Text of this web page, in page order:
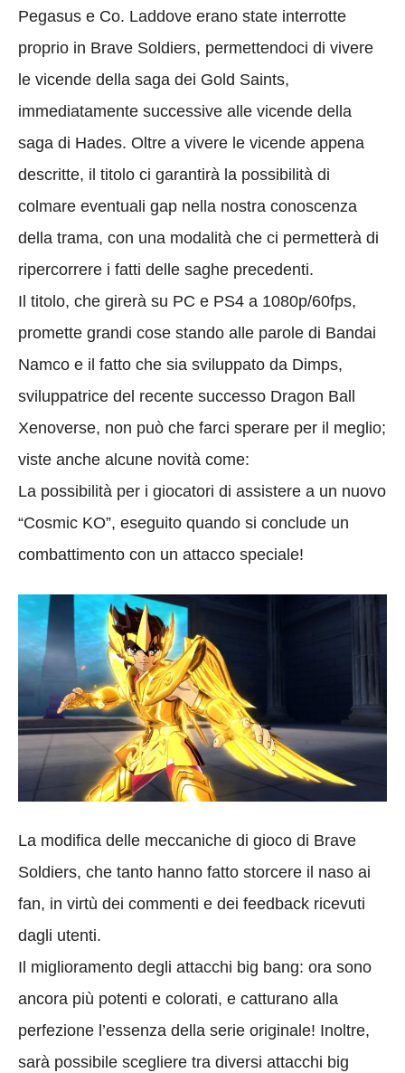
Pegasus e Co. Laddove erano state interrotte
proprio in Brave Soldiers, permettendoci di vivere
le vicende della saga dei Gold Saints,
immediatamente successive alle vicende della
saga di Hades. Oltre a vivere le vicende appena
descritte, il titolo ci garantirà la possibilità di
colmare eventuali gap nella nostra conoscenza
della trama, con una modalità che ci permetterà di
ripercorrere i fatti delle saghe precedenti.
Il titolo, che girerà su PC e PS4 a 1080p/60fps,
promette grandi cose stando alle parole di Bandai
Namco e il fatto che sia sviluppato da Dimps,
sviluppatrice del recente successo Dragon Ball
Xenoverse, non può che farci sperare per il meglio;
viste anche alcune novità come:
La possibilità per i giocatori di assistere a un nuovo
“Cosmic KO”, eseguito quando si conclude un
combattimento con un attacco speciale!
La modifica delle meccaniche di gioco di Brave
Soldiers, che tanto hanno fatto storcere il naso ai
fan, in virtù dei commenti e dei feedback ricevuti
dagli utenti.
Il miglioramento degli attacchi big bang: ora sono
ancora più potenti e colorati, e catturano alla
perfezione l’essenza della serie originale! Inoltre,
sarà possibile scegliere tra diversi attacchi big